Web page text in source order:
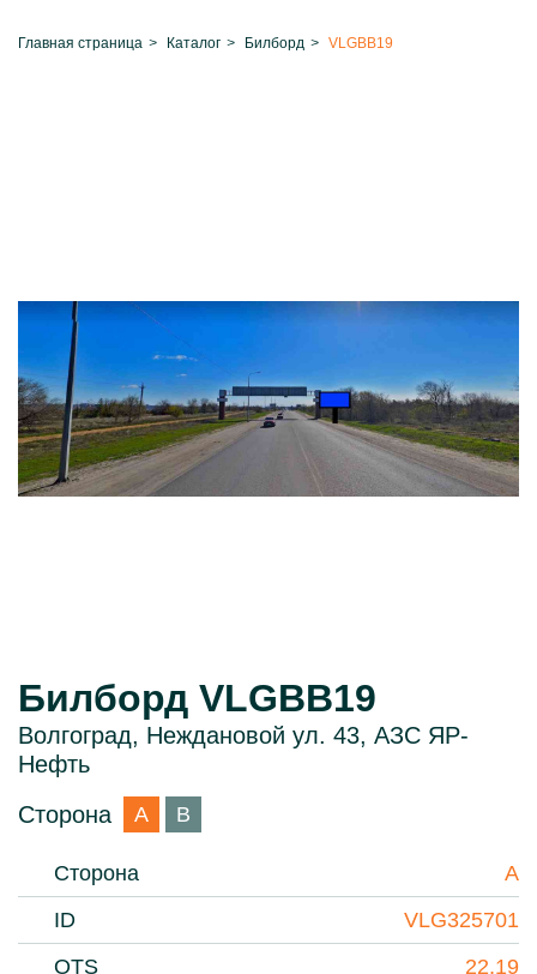
Главная страница > Каталог > Билборд > VLGBB19
Билборд VLGBB19
Волгоград, Неждановой ул. 43, АЗС ЯР-
Нефть
Сторона
A B
Сторона
A
ID
VLG325701
OTS
22,19